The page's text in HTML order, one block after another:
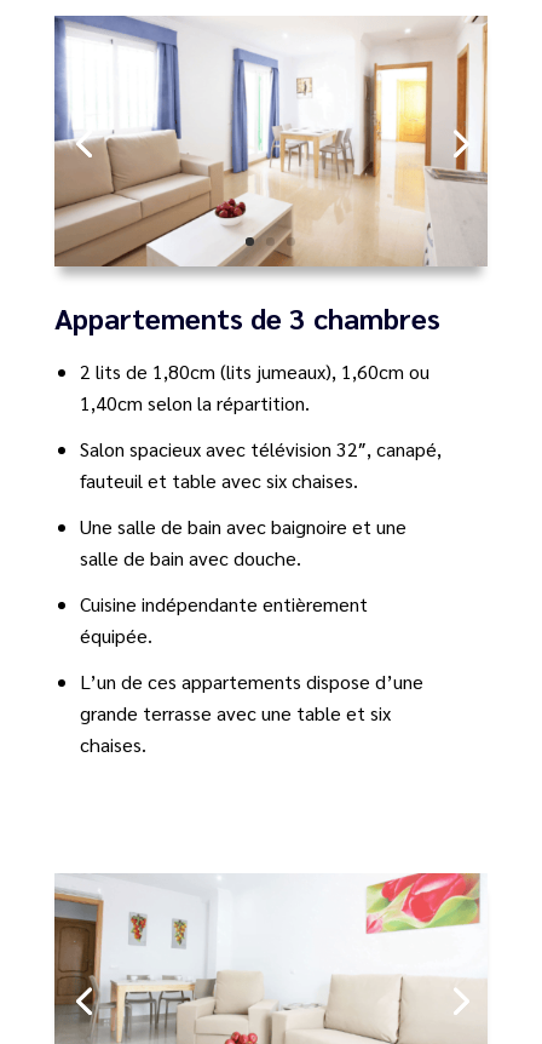
Appartements de 3 chambres
2 lits de 1,80cm (lits jumeaux), 1,60cm ou
1,40cm selon la répartition.
Salon spacieux avec télévision 32″, canapé,
fauteuil et table avec six chaises.
Une salle de bain avec baignoire et une
salle de bain avec douche.
Cuisine indépendante entièrement
équipée.
L’un de ces appartements dispose d’une
grande terrasse avec une table et six
chaises.